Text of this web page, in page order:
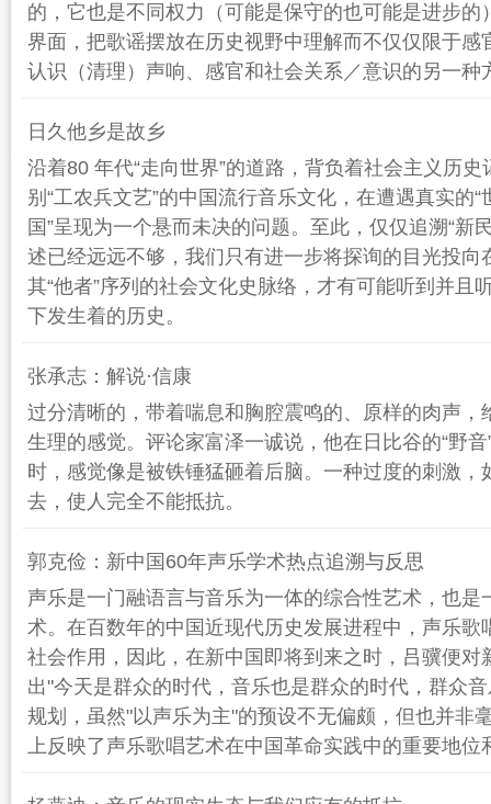
的，它也是不同权力（可能是保守的也可能是进步的
界面，把歌谣摆放在历史视野中理解而不仅仅限于感
认识（清理）声响、感官和社会关系／意识的另一种
日久他乡是故乡
沿着80 年代“走向世界”的道路，背负着社会主义历
别“工农兵文艺”的中国流行音乐文化，在遭遇真实的“
国”呈现为一个悬而未决的问题。至此，仅仅追溯“新
述已经远远不够，我们只有进一步将探询的目光投向
其“他者”序列的社会文化史脉络，才有可能听到并且
下发生着的历史。
张承志：解说·信康
过分清晰的，带着喘息和胸腔震鸣的、原样的肉声，
生理的感觉。评论家富泽一诚说，他在日比谷的“野
时，感觉像是被铁锤猛砸着后脑。一种过度的刺激，
去，使人完全不能抵抗。
郭克俭：新中国60年声乐学术热点追溯与反思
声乐是一门融语言与音乐为一体的综合性艺术，也是
术。在百数年的中国近现代历史发展进程中，声乐歌
社会作用，因此，在新中国即将到来之时，吕骥便对
出"今天是群众的时代，音乐也是群众的时代，群众
规划，虽然"以声乐为主"的预设不无偏颇，但也并非
上反映了声乐歌唱艺术在中国革命实践中的重要地位